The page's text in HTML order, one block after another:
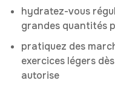
hydratez-vous
grandes quantités
pratiquez des
exercices légers
autorise